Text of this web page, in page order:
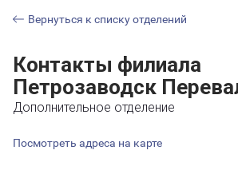
Вернуться к списку отделений
Контакты филиала
Петрозаводск
Дополнительное отделение
Посмотреть адреса на карте